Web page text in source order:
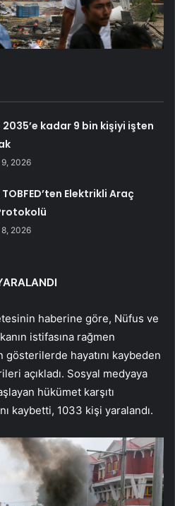
2035’e kadar 9 bin kişiyi işten
2026
TOBFED’ten Elektrikli Araç
2026
haberine göre, Nüfus ve
istifasına rağmen
hayatını kaybeden
açıkladı. Sosyal medyaya
hükümet karşıtı
kaybetti, 1033 kişi yaralandı.